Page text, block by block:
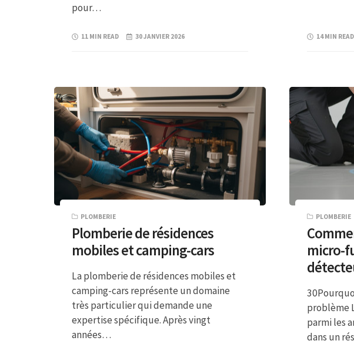
pour…
11 MIN READ 30 JANVIER 2026 14 MIN READ
PLOMBERIE
Plomberie de résidences
mobiles et camping-cars
La plomberie de résidences mobiles et
camping-cars représente un domaine
très particulier qui demande une
expertise spécifique. Après vingt
années…
PLOMBERIE
micro-
problème
parmi les
dans un